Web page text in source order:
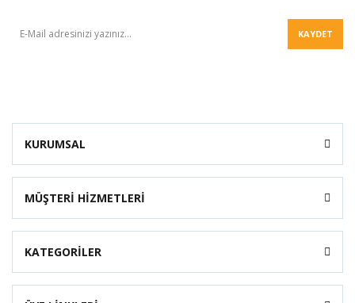
KAYDET
KURUMSAL
MÜŞTERİ HİZMETLERİ
KATEGORİLER